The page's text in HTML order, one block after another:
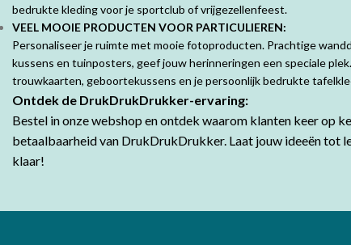
bedrukte kleding voor je sportclub of vrijgezellenfeest.
VEEL MOOIE PRODUCTEN VOOR PARTICULIEREN:
Personaliseer je ruimte met mooie fotoproducten. Prachtige
kussens en tuinposters, geef jouw herinneringen een speciale
trouwkaarten, geboortekussens en je persoonlijk bedrukte
Ontdek de DrukDrukDrukker-ervaring:
Bestel in onze webshop en ontdek waarom klanten keer op
betaalbaarheid van DrukDrukDrukker. Laat jouw ideeën tot
klaar!